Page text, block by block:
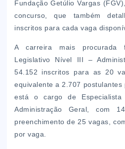
Fundação Getúlio Vargas
concurso, que também
inscritos para cada vaga
A carreira mais procurada
Legislativo Nível III –
54.152 inscritos para as 20
equivalente a 2.707
está o cargo de
Administração Geral, com
preenchimento de 25 vagas,
por vaga.